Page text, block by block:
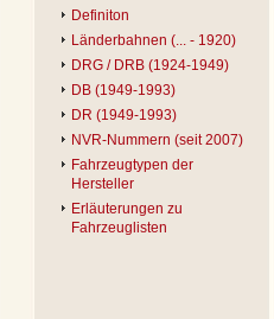
Definiton
Länderbahnen (... - 1920)
DRG / DRB (1924-1949)
DB (1949-1993)
DR (1949-1993)
NVR-Nummern (seit 2007)
Fahrzeugtypen der
Hersteller
Erläuterungen zu
Fahrzeuglisten